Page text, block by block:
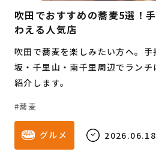
吹田でおすすめの蕎麦5選！
わえる人気店
吹田で蕎麦を楽しみたい方へ。
坂・千里山・南千里周辺でラン
紹介します。
蕎麦
グルメ 2026.06.18